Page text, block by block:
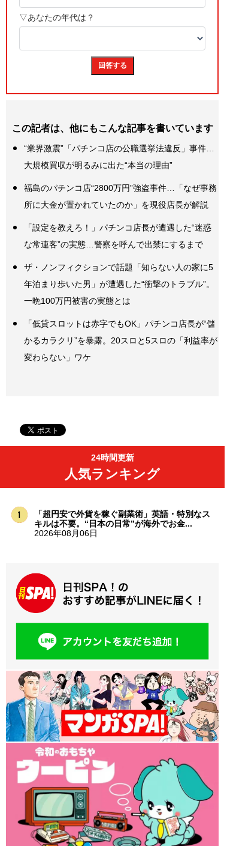
この記者は、他にもこんな記事を書いています
“業界激震”「パチンコ店の公職選挙法違反」事件…
大規模買収が明るみに出た“本当の理由”
福島のパチンコ店“2800万円”強盗事件…「なぜ事務
所に大金が置かれていたのか」を現役店長が解説
「設定を教えろ！」パチンコ店長が遭遇した“迷惑
な常連客”の実態…警察を呼んで出禁にするまで
ザ・ノンフィクションで話題「知らない人の家に5
年泊まり歩いた男」が遭遇した“衝撃のトラブル”。
一晩100万円被害の実態とは
「低貸スロットは赤字でもOK」パチンコ店長が“儲
かるカラクリ”を暴露。20スロと5スロの「利益率が
変わらない」ワケ
24時間更新
人気ランキング
「超円安で外貨を稼ぐ副業術」英語・特別なス
キルは不要。“日本の日常”が海外でお金...
2026年08月06日